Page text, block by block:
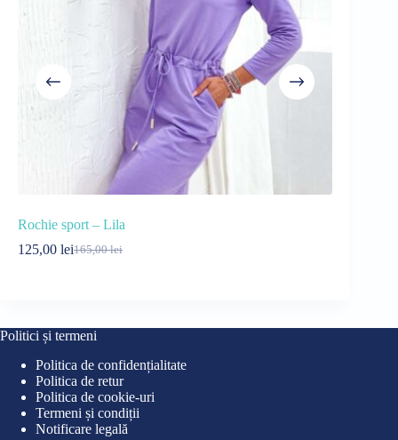
Rochie sport – Lila
165,00lei
Prețul
125,00 leiPrețul
Politici și termeni
Politica de confidențialitate
Politica de retur
Politica de cookie-uri
Termeni și condiții
Notificare legală